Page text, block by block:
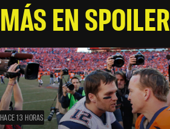
MÁS EN SPOILER
HACE 13 HORAS